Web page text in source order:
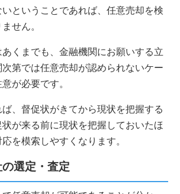
ということであれば、任意売却を検
せん。
くまでも、金融機関にお願いする立
第では任意売却が認められないケー
が必要です。
、督促状がきてから現状を把握する
が来る前に現状を把握しておいたほ
を模索しやすくなります。
選定・査定